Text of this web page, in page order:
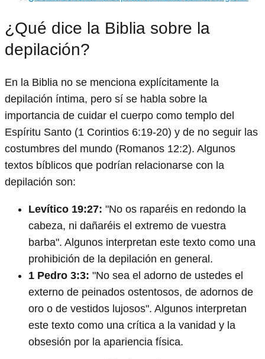
¿Qué dice la Biblia sobre la
depilación?
En la Biblia no se menciona explícitamente la
depilación íntima, pero sí se habla sobre la
importancia de cuidar el cuerpo como templo del
Espíritu Santo (1 Corintios 6:19-20) y de no seguir las
costumbres del mundo (Romanos 12:2). Algunos
textos bíblicos que podrían relacionarse con la
depilación son:
Levítico 19:27: "No os raparéis en redondo la
cabeza, ni dañaréis el extremo de vuestra
barba". Algunos interpretan este texto como una
prohibición de la depilación en general.
1 Pedro 3:3: "No sea el adorno de ustedes el
externo de peinados ostentosos, de adornos de
oro o de vestidos lujosos". Algunos interpretan
este texto como una crítica a la vanidad y la
obsesión por la apariencia física.